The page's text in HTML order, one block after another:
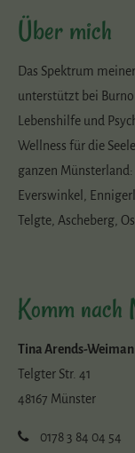
Über mich
Das Spektrum
unterstützt bei
Lebenshilfe und
Wellness für die
ganzen
Everswinkel,
Telgte, Ascheberg,
Komm nach
Tina Arends-
Telgter Str. 41
48167 Münster
0178 3 84 04 54